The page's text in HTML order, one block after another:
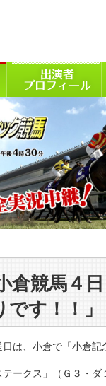
倉競馬４
す！！」
は、小倉で「小倉記
ークス」（Ｇ３・ダ